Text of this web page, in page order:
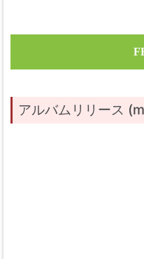
アルバムリリース